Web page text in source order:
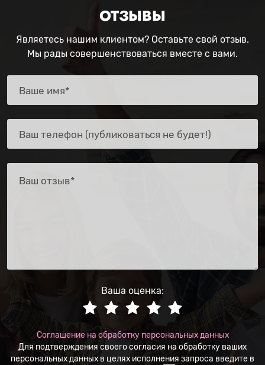
ОТЗЫВЫ
Являетесь нашим клиентом? Оставьте свой отзыв.
Мы рады совершенствоваться вместе с вами.
Ваша оценка:
Соглашение на обработку персональных данных
Для подтверждения своего согласия на обработку ваших
персональных данных в целях исполнения запроса введите в